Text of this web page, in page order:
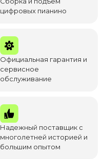
цифровых пианино
Официальная гарантия и
сервисное
обслуживание
Надежный поставщик с
многолетней историей и
большим опытом